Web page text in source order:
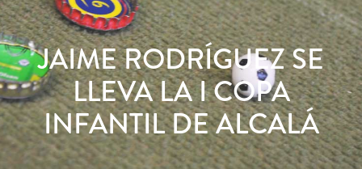
JAIME RODRÍGUEZ SE
LLEVA LA I COPA
INFANTIL DE ALCALÁ